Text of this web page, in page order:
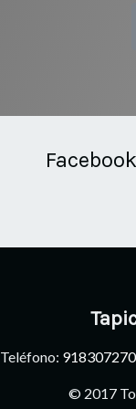
Facebook
Teléfono: 918307270
© 2017